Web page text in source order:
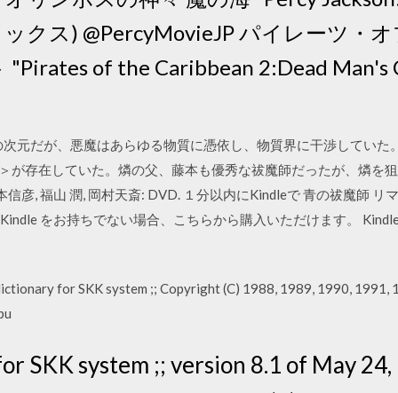
クス) @PercyMovieJP パイレーツ・
of the Caribbean 2:Dead Man's
元だが、悪魔はあらゆる物質に憑依し、物質界に干渉していた
存在していた。燐の父、藤本も優秀な祓魔師だったが、燐を
彦, 福山 潤, 岡村天斎: DVD. １分以内にKindleで 青の祓魔師 リ
をお持ちでない場合、こちらから購入いただけます。
for SKK system ;; Copyright (C) 1988, 1989, 1990, 1991,
SKK system ;; version 8.1 of May